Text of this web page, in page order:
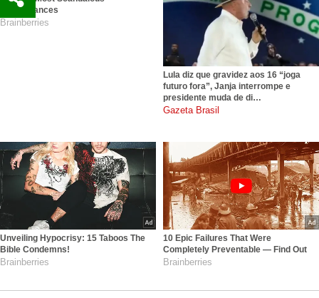
Performances
Brainberries
Lula diz que gravidez aos 16 “joga
futuro fora”, Janja interrompe e
presidente muda de di…
gazetabrasil.com.br
Unveiling Hypocrisy: 15 Taboos The
Bible Condemns!
Brainberries
10 Epic Failures That Were
Completely Preventable — Find Out
Brainberries